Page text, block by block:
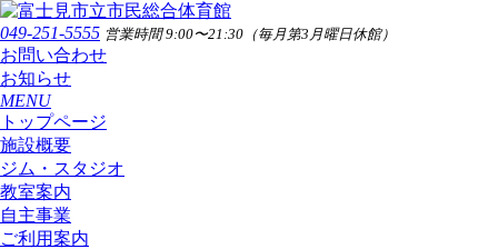
049-251-5555 営業時間 9:00〜21:30（毎月第3月曜日休館）
お問い合わせ
お知らせ
MENU
トップページ
施設概要
ジム・スタジオ
教室案内
自主事業
ご利用案内